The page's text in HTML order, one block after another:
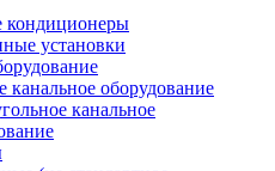
кондиционеры
установки
канальное оборудование
канальное